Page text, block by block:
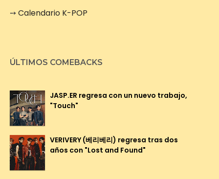
➙Calendario K-POP
ÚLTIMOS COMEBACKS
JASP.ER regresa con un nuevo trabajo,
"Touch"
VERIVERY (베리베리) regresa tras dos
años con "Lost and Found"